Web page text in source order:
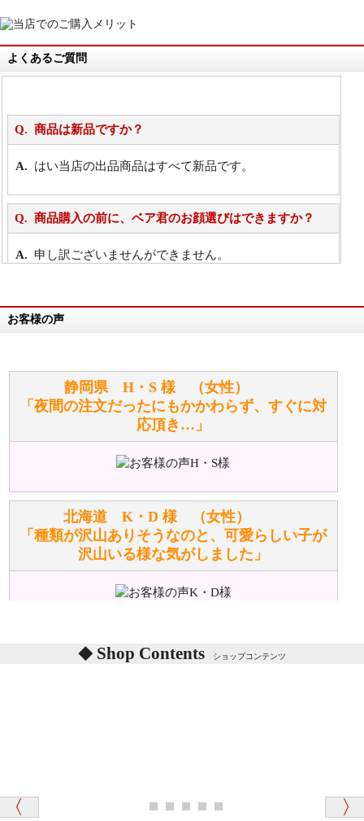
よくあるご質問
商品は新品ですか？
はい当店の出品商品はすべて新品です。
商品購入の前に、ベア君のお顔選びはできますか？
申し訳ございませんができません。
万が一欲しい商品が見つからない場合は、探して取り
お任せください！それは当店が謡っています「おも
てなしの心」で対応させていただきます。
シュタイフのぬいぐるみは洗濯できますか？ ぬいぐ
るみのお手入れ方法を教えてください。
詳しくはこちら をご覧ください。
ぬいぐるみの耳に付いているボタンやタグに、何か意
味などがありますか？
詳しくはこちらをご覧ください。
体をねかせたりおこしたりすると「グーグー」と鳴く
お客様の声
静岡県 H・S 様 （女性）
「夜間の注文だったにもかかわらず、すぐに対
応頂き…」
北海道 K・D 様 （女性）
「種類が沢山ありそうなのと、可愛らしい子が
沢山いる様な気がしました」
東京都 M・K 様 （女性）
「対応はどちらも丁寧でした。値段と他の融通
「商品説明が細やかで丁寧であったことです」
Shop Contents ショップコンテンツ